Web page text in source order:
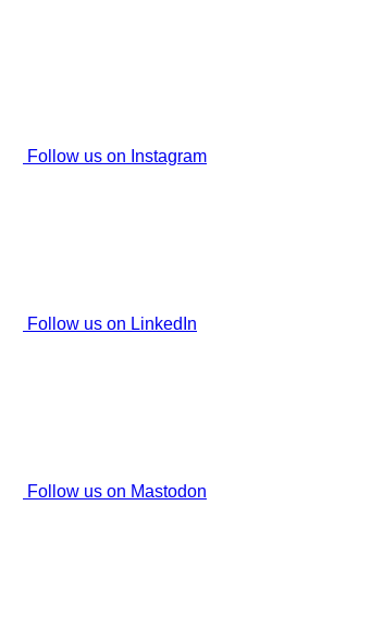
Follow us on Instagram
Follow us on LinkedIn
Follow us on Mastodon